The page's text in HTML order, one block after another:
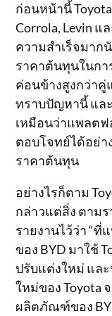
ก่อนหน้านี้
Corrola, Levin แ
ความสำเร็จมาก
ราคาต้นทุนในก
ค่อนข้างสูงกว่าคู่
ทราบปัญหานี้ แล
เหมือนว่าแพลตฟ
ตอบโจทย์ได้อย่า
ราคาต้นทุน
อย่างไรก็ตาม
กล่าวแต่สิ่ง ตาม
รายงานไว้ว่า “
ของ BYD มาใช้
ปรับแต่งใหม่ แ
ใหม่ของ Toyota
ผลิตภัณฑ์ของ